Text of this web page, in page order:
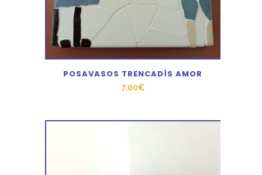
POSAVASOS TRENCADÍS AMOR
7,00€